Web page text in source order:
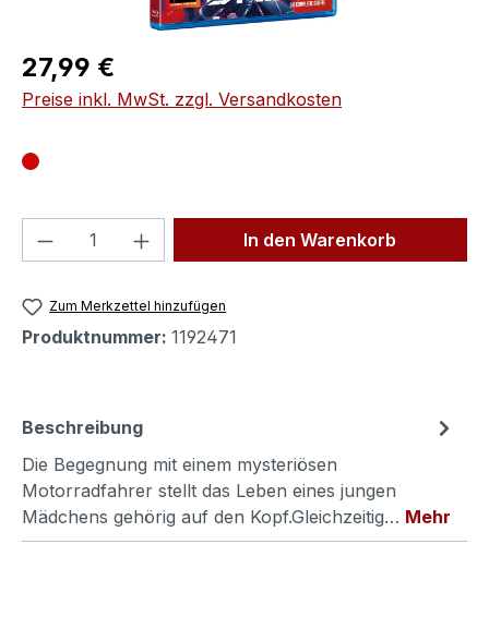
Regulärer Preis:
27,99 €
Preise inkl. MwSt. zzgl. Versandkosten
Produkt Anzahl: Gib denIn den Warenkorb
Zum Merkzettel hinzufügen
Produktnummer: 1192471
Beschreibung
Die Begegnung mit einem mysteriösen
Motorradfahrer stellt das Leben eines jungen
Mädchens gehörig auf den Kopf.Gleichzeitig… Mehr